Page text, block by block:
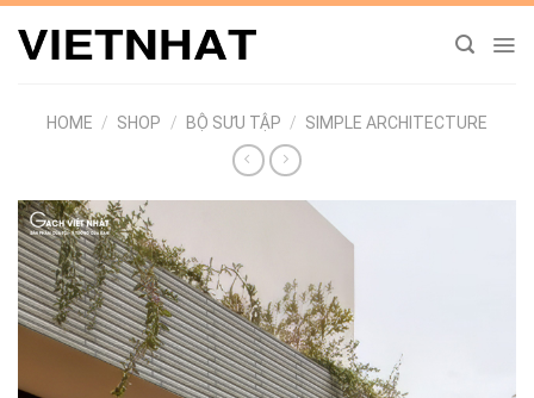
Chuyển
đến
HOME / SHOP / BỘ SƯU TẬP / SIMPLE ARCHITECTURE